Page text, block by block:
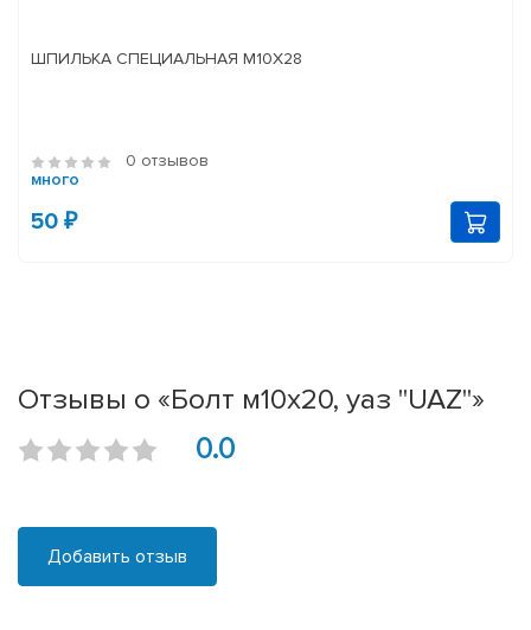
ШПИЛЬКА СПЕЦИАЛЬНАЯ М10Х28
0 отзывов
много
50 ₽
Отзывы о «Болт м10х20, уаз "UAZ"»
0.0
Добавить отзыв